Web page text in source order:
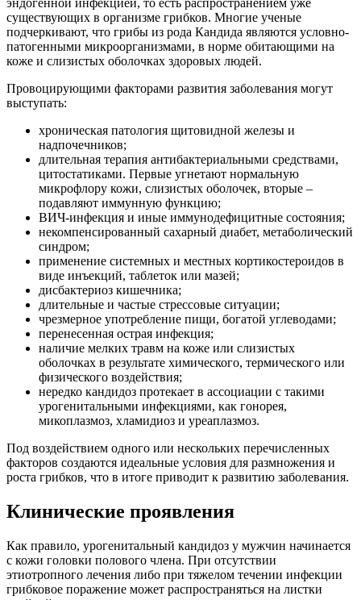
эндогенной инфекцией, то есть распространением уже
существующих в организме грибков. Многие ученые
подчеркивают, что грибы из рода Кандида являются условно-
патогенными микроорганизмами, в норме обитающими на
коже и слизистых оболочках здоровых людей.
Провоцирующими факторами развития заболевания могут
выступать:
хроническая патология щитовидной железы и
надпочечников;
длительная терапия антибактериальными средствами,
цитостатиками. Первые угнетают нормальную
микрофлору кожи, слизистых оболочек, вторые –
подавляют иммунную функцию;
ВИЧ-инфекция и иные иммунодефицитные состояния;
некомпенсированный сахарный диабет, метаболический
синдром;
применение системных и местных кортикостероидов в
виде инъекций, таблеток или мазей;
дисбактериоз кишечника;
длительные и частые стрессовые ситуации;
чрезмерное употребление пищи, богатой углеводами;
перенесенная острая инфекция;
наличие мелких травм на коже или слизистых
оболочках в результате химического, термического или
физического воздействия;
нередко кандидоз протекает в ассоциации с такими
урогенитальными инфекциями, как гонорея,
микоплазмоз, хламидиоз и уреаплазмоз.
Под воздействием одного или нескольких перечисленных
факторов создаются идеальные условия для размножения и
роста грибков, что в итоге приводит к развитию заболевания.
Клинические проявления
Как правило, урогенитальный кандидоз у мужчин начинается
с кожи головки полового члена. При отсутствии
этиотропного лечения либо при тяжелом течении инфекции
грибковое поражение может распространяться на листки